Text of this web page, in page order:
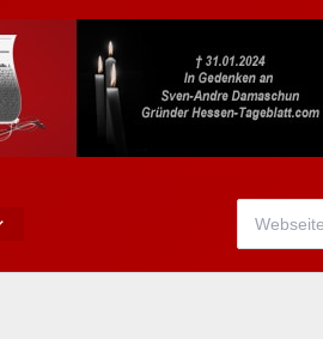
for: